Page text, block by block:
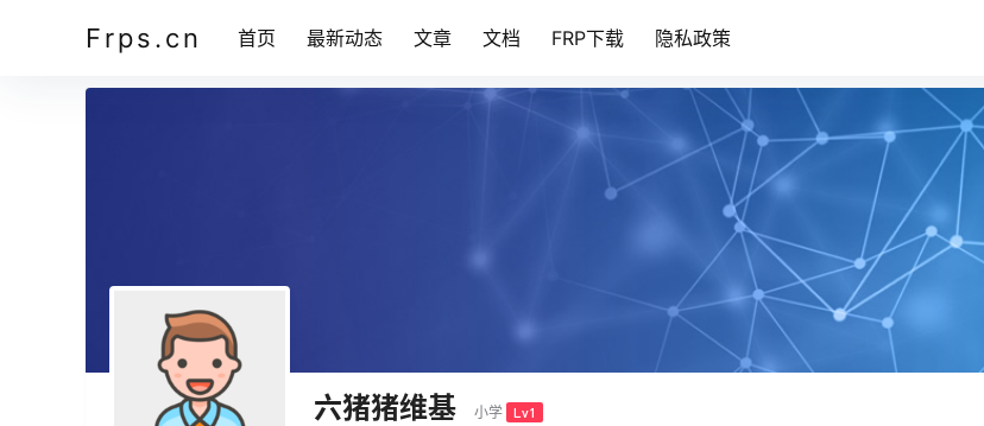
Frps.cn 首页 最新动态 文章 文档 FRP下载 隐私政策
六猪猪维基 小学 Lv1